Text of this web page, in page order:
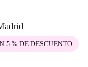
5 % DE DESCUENTO